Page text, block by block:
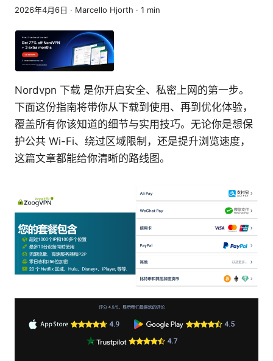
2026年4月6日 · Marcello Hjorth · 1 min
Nordvpn 下载 是你开启安全、私密上网的第一步。
下面这份指南将带你从下载到使用、再到优化体验，
覆盖所有你该知道的细节与实用技巧。无论你是想保
护公共 Wi-Fi、绕过区域限制，还是提升浏览速度，
这篇文章都能给你清晰的路线图。